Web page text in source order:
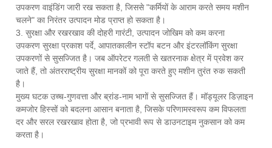
उपकरण वाइंडिंग जारी रख सकता है, जिससे "कर्मियों के आराम करते समय मशीन
चलने" का निरंतर उत्पादन मोड प्राप्त हो सकता है।
3. सुरक्षा और रखरखाव की दोहरी गारंटी, उत्पादन जोखिम को कम करना
उपकरण सुरक्षा प्रकाश पर्दे, आपातकालीन स्टॉप बटन और इंटरलॉकिंग सुरक्षा
उपकरणों से सुसज्जित है। जब ऑपरेटर गलती से खतरनाक क्षेत्र में प्रवेश कर
जाते हैं, तो अंतरराष्ट्रीय सुरक्षा मानकों को पूरा करते हुए मशीन तुरंत रुक सकती
है।
मुख्य घटक उच्च-गुणवत्ता और ब्रांड-नाम भागों से सुसज्जित हैं। मॉड्यूलर डिज़ाइन
कमजोर हिस्सों को बदलना आसान बनाता है, जिसके परिणामस्वरूप कम विफलता
दर और सरल रखरखाव होता है, जो प्रभावी रूप से डाउनटाइम नुकसान को कम
करता है।